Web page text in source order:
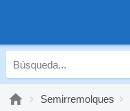
Semirremolques